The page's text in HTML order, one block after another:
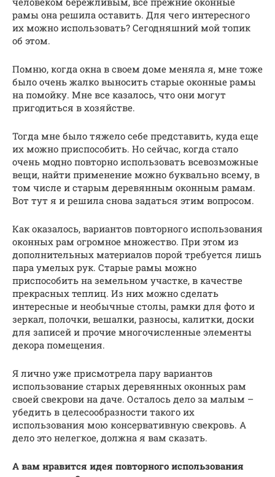
рамы она решила оставить. Для чего интересного
их можно использовать? Сегодняшний мой топик
об этом.
Помню, когда окна в своем доме меняла я, мне тоже
было очень жалко выносить старые оконные рамы
на помойку. Мне все казалось, что они могут
пригодиться в хозяйстве.
Тогда мне было тяжело себе представить, куда еще
их можно приспособить. Но сейчас, когда стало
очень модно повторно использовать всевозможные
вещи, найти применение можно буквально всему, в
том числе и старым деревянным оконным рамам.
Вот тут я и решила снова задаться этим вопросом.
Как оказалось, вариантов повторного использования
оконных рам огромное множество. При этом из
дополнительных материалов порой требуется лишь
пара умелых рук. Старые рамы можно
приспособить на земельном участке, в качестве
прекрасных теплиц. Из них можно сделать
интересные и необычные столы, рамки для фото и
зеркал, полочки, вешалки, разносы, калитки, доски
для записей и прочие многочисленные элементы
декора помещения.
Я лично уже присмотрела пару вариантов
использование старых деревянных оконных рам
своей свекрови на даче. Осталось дело за малым –
убедить в целесообразности такого их
использования мою консервативную свекровь. А
дело это нелегкое, должна я вам сказать.
А вам нравится идея повторного использования